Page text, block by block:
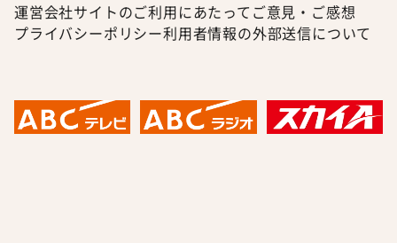
運営会社サイトのご利用にあたって ご意見・ご感想
プライバシーポリシー利用者情報の外部送信について